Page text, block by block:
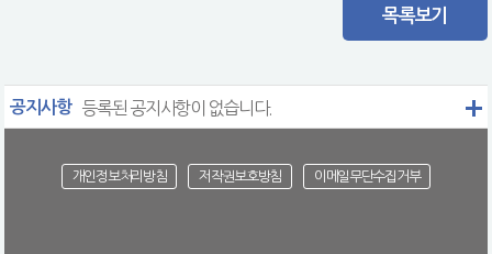
목록보기
공지사항 등록된 공지사항이 없습니다.
개인정보처리방침 저작권보호방침 이메일무단수집거부